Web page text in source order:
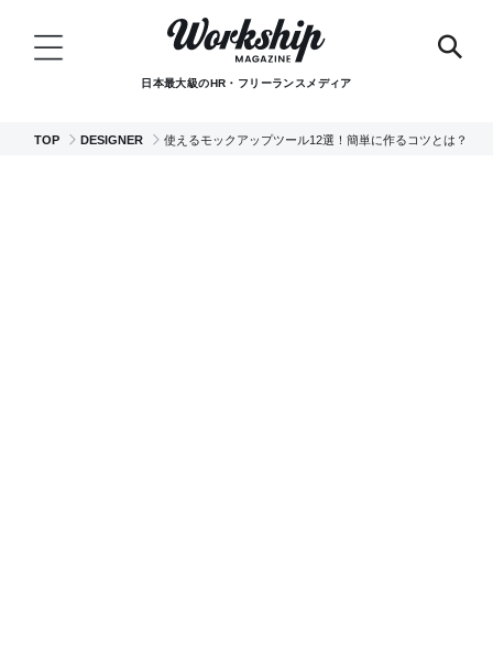
日本最大級のHR・フリーランスメディア
TOP DESIGNER 使えるモックアップツール12選！簡単に作るコツとは？